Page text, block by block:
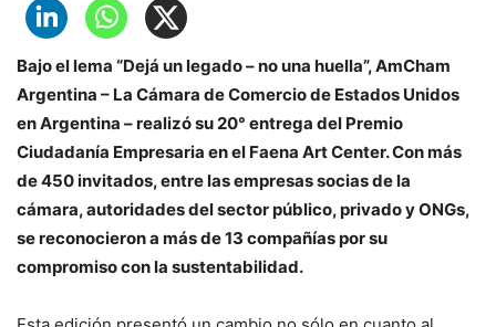
Bajo el lema “Dejá un legado – no una huella”, AmCham
Argentina – La Cámara de Comercio de Estados Unidos
en Argentina – realizó su 20° entrega del Premio
Ciudadanía Empresaria en el Faena Art Center. Con más
de 450 invitados, entre las empresas socias de la
cámara, autoridades del sector público, privado y ONGs,
se reconocieron a más de 13 compañías por su
compromiso con la sustentabilidad.